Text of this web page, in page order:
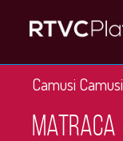
Camusi Camusi
Matraca